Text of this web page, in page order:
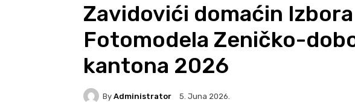
Zavidovići domaćin Izbora
Fotomodela Zeničko-
kantona 2026
By Administrator 5. Juna 2026.